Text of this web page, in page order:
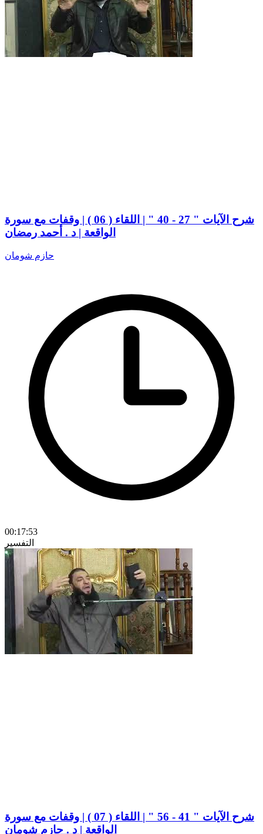
شرح الآيات " 27 - 40 " | اللقاء ( 06 ) | وقفات مع سورة
الواقعة | د . أحمد رمضان
حازم شومان
00:17:53
التفسير
شرح الآيات " 41 - 56 " | اللقاء ( 07 ) | وقفات مع سورة
الواقعة | د . حازم شومان